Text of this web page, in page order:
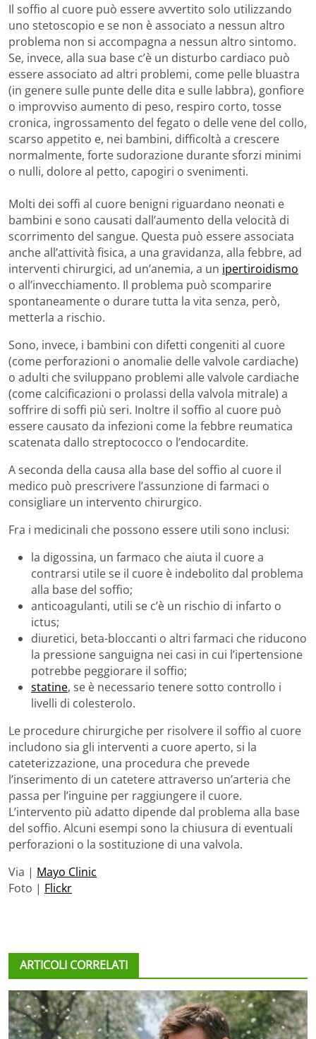
Il soffio al cuore può essere avvertito solo utilizzando
uno stetoscopio e se non è associato a nessun altro
problema non si accompagna a nessun altro sintomo.
Se, invece, alla sua base c’è un disturbo cardiaco può
essere associato ad altri problemi, come pelle bluastra
(in genere sulle punte delle dita e sulle labbra), gonfiore
o improvviso aumento di peso, respiro corto, tosse
cronica, ingrossamento del fegato o delle vene del collo,
scarso appetito e, nei bambini, difficoltà a crescere
normalmente, forte sudorazione durante sforzi minimi
o nulli, dolore al petto, capogiri o svenimenti.
Molti dei soffi al cuore benigni riguardano neonati e
bambini e sono causati dall’aumento della velocità di
scorrimento del sangue. Questa può essere associata
anche all’attività fisica, a una gravidanza, alla febbre, ad
interventi chirurgici, ad un’anemia, a un ipertiroidismo
o all’invecchiamento. Il problema può scomparire
spontaneamente o durare tutta la vita senza, però,
metterla a rischio.
Sono, invece, i bambini con difetti congeniti al cuore
(come perforazioni o anomalie delle valvole cardiache)
o adulti che sviluppano problemi alle valvole cardiache
(come calcificazioni o prolassi della valvola mitrale) a
soffrire di soffi più seri. Inoltre il soffio al cuore può
essere causato da infezioni come la febbre reumatica
scatenata dallo streptococco o l’endocardite.
A seconda della causa alla base del soffio al cuore il
medico può prescrivere l’assunzione di farmaci o
consigliare un intervento chirurgico.
Fra i medicinali che possono essere utili sono inclusi:
la digossina, un farmaco che aiuta il cuore a
contrarsi utile se il cuore è indebolito dal problema
alla base del soffio;
anticoagulanti, utili se c’è un rischio di infarto o
ictus;
diuretici, beta-bloccanti o altri farmaci che riducono
la pressione sanguigna nei casi in cui l’ipertensione
potrebbe peggiorare il soffio;
statine, se è necessario tenere sotto controllo i
livelli di colesterolo.
Le procedure chirurgiche per risolvere il soffio al cuore
includono sia gli interventi a cuore aperto, si la
cateterizzazione, una procedura che prevede
l’inserimento di un catetere attraverso un’arteria che
passa per l’inguine per raggiungere il cuore.
L’intervento più adatto dipende dal problema alla base
del soffio. Alcuni esempi sono la chiusura di eventuali
perforazioni o la sostituzione di una valvola.
Via | Mayo Clinic
Foto | Flickr
ARTICOLI CORRELATI